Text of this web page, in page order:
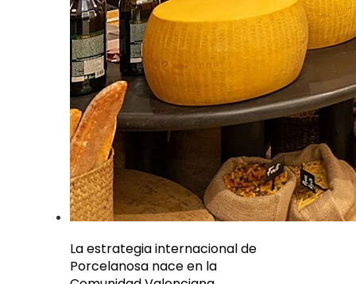
La estrategia internacional de
Porcelanosa nace en la